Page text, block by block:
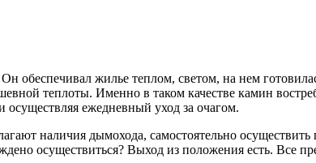
жилье теплом, светом, на нем
теплоты. Именно в таком качестве камин
ежедневный уход за очагом.
наличия дымохода, самостоятельно
осуществиться? Выход из положения есть. Все